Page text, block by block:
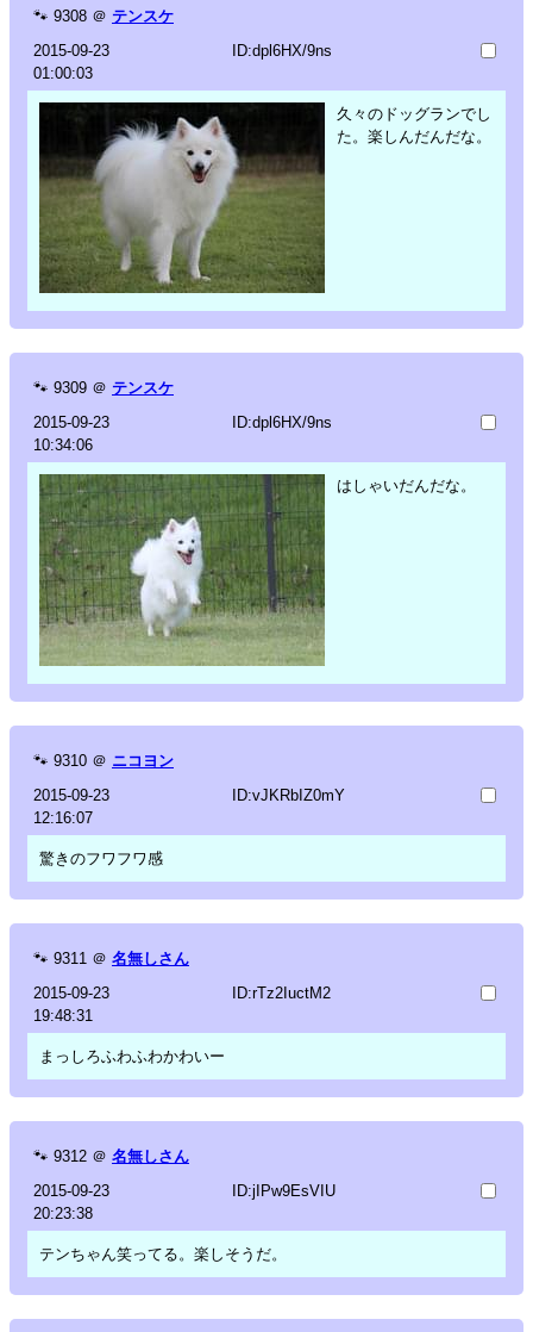
🐾 9308 ＠ テンスケ
2015-09-23
01:00:03
ID:dpl6HX/9ns
久々のドッグランでし
た。楽しんだんだな。
🐾 9309 ＠ テンスケ
2015-09-23
10:34:06
ID:dpl6HX/9ns
はしゃいだんだな。
🐾 9310 ＠ ニコヨン
2015-09-23
12:16:07
ID:vJKRbIZ0mY
驚きのフワフワ感
🐾 9311 ＠ 名無しさん
2015-09-23
19:48:31
ID:rTz2IuctM2
まっしろふわふわかわいー
🐾 9312 ＠ 名無しさん
2015-09-23
20:23:38
ID:jIPw9EsVIU
テンちゃん笑ってる。楽しそうだ。